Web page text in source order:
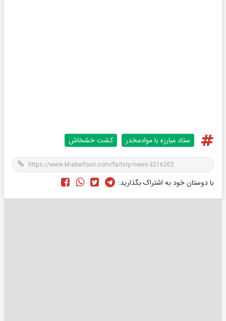
ستاد مبارزه با موادمخدر کشت خشخاش
با دوستان خود به اشتراک بگذارید: